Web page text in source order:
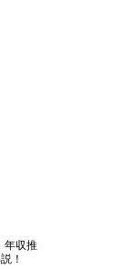
年収推
！